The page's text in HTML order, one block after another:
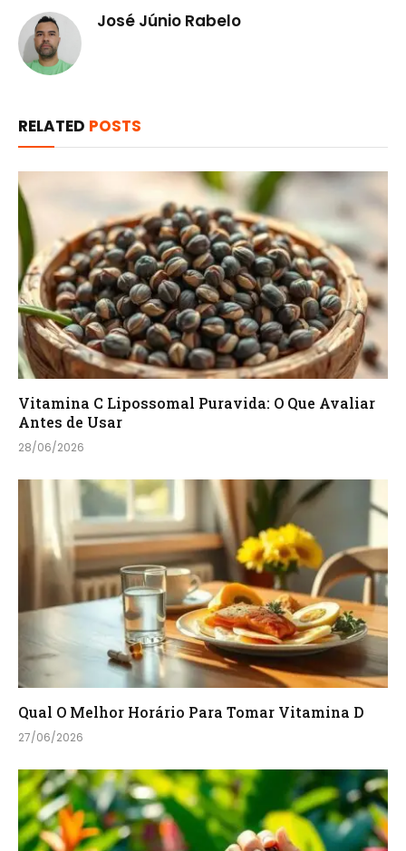
José Júnio Rabelo
RELATED POSTS
Vitamina C Lipossomal Puravida: O Que Avaliar
Antes de Usar
28/06/2026
Qual O Melhor Horário Para Tomar Vitamina D
27/06/2026